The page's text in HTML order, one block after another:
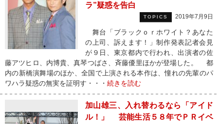
ラ”疑惑を告白
TOPICS 2019年7月9日
舞台「ブラックｏｒホワイト？あなた
の上司、訴えます！」制作発表記者会見
が９日、東京都内で行われ、出演者の佐
藤アツヒロ、内博貴、真琴つばさ、斉藤優里ほかが登場した。 都
内の新橋演舞場のほか、全国で上演される本作は、憧れの先輩のパ
ワハラ疑惑の無実を証明す・・・ 続きを読む
加山雄三、入れ替わるなら「アイド
ル！」 芸能生活５８年でＰＲイベ